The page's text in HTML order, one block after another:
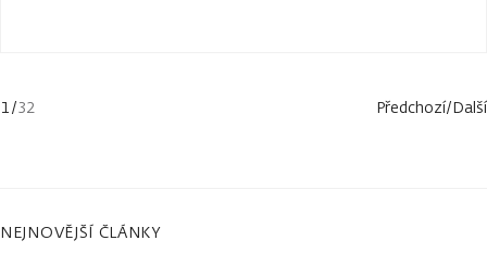
1/32 Předchozí/Další
NEJNOVĚJŠÍ ČLÁNKY